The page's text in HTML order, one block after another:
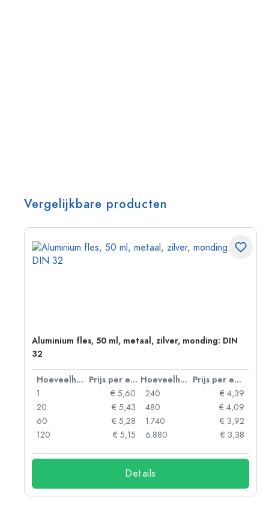
Vergelijkbare producten
Aluminium fles, 50 ml, metaal, zilver, monding: DIN
32
Hoeveelheid Prijs per eenheid Hoeveelheid
Prijs per eenheid
1
€ 5,60
20
€ 5,43
60
€ 5,28
120
€ 5,15
240
€ 4,39
480
€ 4,09
1.740
€ 3,92
6.880
€ 3,38
Details